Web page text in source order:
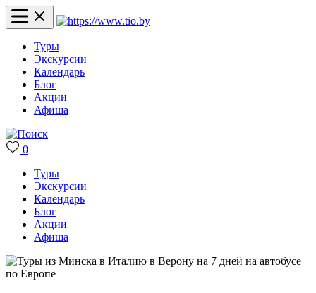
Туры
Экскурсии
Календарь
Блог
Акции
Афиша
0
Туры
Экскурсии
Календарь
Блог
Акции
Афиша